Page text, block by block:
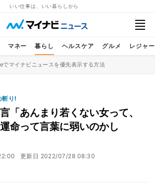
いい仕事は、いい暮らしから
マネー 暮らし ヘルスケア グルメ レジャー
でマイナビニュースを優先表示する方法
斬り!
「あんまり若くない女って、
命って言葉に弱いのかし
更新日 2022/07/28 08:30